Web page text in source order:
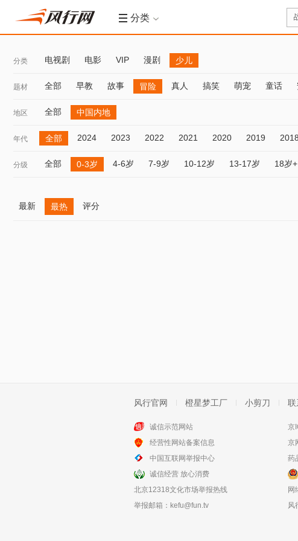
分类
分类 电视剧 电影 VIP 漫剧 少儿
题材 全部 早教 故事 冒险 真人 搞笑 萌宠 童话
地区 全部 中国内地
年代 全部 2024 2023 2022 2021 2020 2019 2018
分级 全部 0-3岁 4-6岁 7-9岁 10-12岁 13-17岁 18岁+
最新 最热 评分
风行官网 橙星梦工厂 小剪刀 联
诚信示范网站
经营性网站备案信息
中国互联网举报中心
诚信经营 放心消费
北京12318文化市场举报热线
举报邮箱： kefu@fun.tv
京
京
药
网
风